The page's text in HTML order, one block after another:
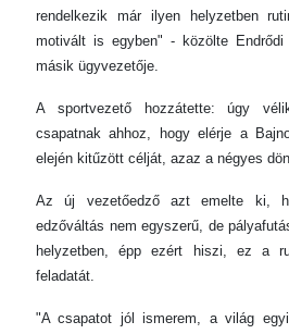
rendelkezik már ilyen helyzetben
motivált is egyben" - közölte
másik ügyvezetője.
A sportvezető hozzátette: úgy
csapatnak ahhoz, hogy elérje a
elején kitűzött célját, azaz a négyes
Az új vezetőedző azt emelte ki,
edzőváltás nem egyszerű, de
helyzetben, épp ezért hiszi, ez a
feladatát.
"A csapatot jól ismerem, a világ